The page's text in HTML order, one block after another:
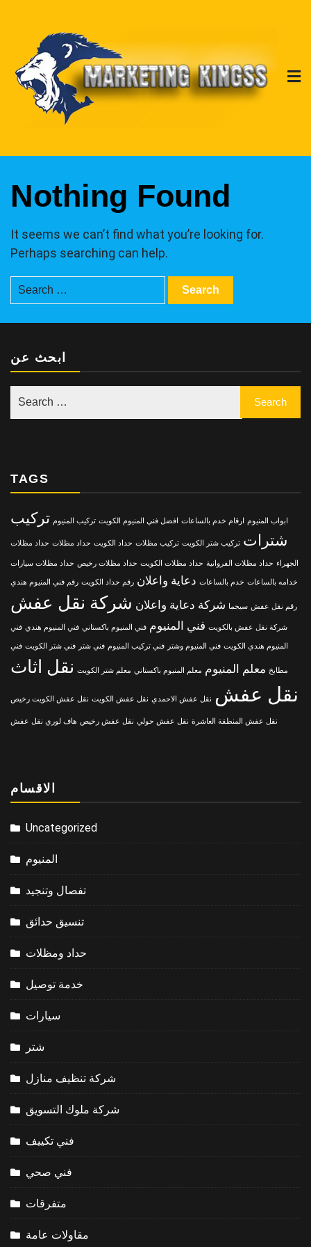
content
ملوك التسويق للدعاية
والاعلان
Nothing Found
It seems we can’t find what you’re looking for.
Perhaps searching can help.
Search
for:
ابحث عن
TAGS
ابواب المنيوم ارقام خدم بالساعات افضل فني المنيوم الكويت تركيب المنيوم تركيب
شترات تركيب شتر الكويت تركيب مظلات حداد الكويت حداد مظلات حداد مظلات
الجهراء حداد مظلات الفروانية حداد مظلات الكويت حداد مظلات رخيص حداد مظلات سيارات
خدامه بالساعات خدم بالساعات دعاية واعلان رقم حداد الكويت رقم فني المنيوم هندي
رقم نقل عفش سيجما شركة دعاية واعلان شركة نقل عفش
شركة نقل عفش بالكويت فني المنيوم فني المنيوم باكستاني فني المنيوم هندي فني
المنيوم هندي الكويت فني المنيوم وشتر فني تركيب المنيوم فني شتر فني شتر الكويت فني
مطابخ معلم المنيوم معلم المنيوم باكستاني معلم شتر الكويت نقل اثاث
نقل عفش نقل عفش الاحمدي نقل عفش الكويت نقل عفش الكويت رخيص
نقل عفش المنطقة العاشرة نقل عفش حولي نقل عفش رخيص هاف لوري نقل عفش
الاقسام
Uncategorized
المنيوم
تفصال وتنجيد
تنسيق حدائق
حداد ومظلات
خدمة توصيل
سيارات
شتر
شركة تنظيف منازل
شركة ملوك التسويق
فني تكييف
فني صحي
متفرقات
مقاولات عامة